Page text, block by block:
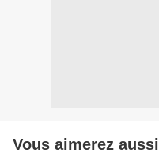
Vous aimerez aussi